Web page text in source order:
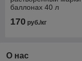
баллонах 40 л
170 руб./кг
О нас